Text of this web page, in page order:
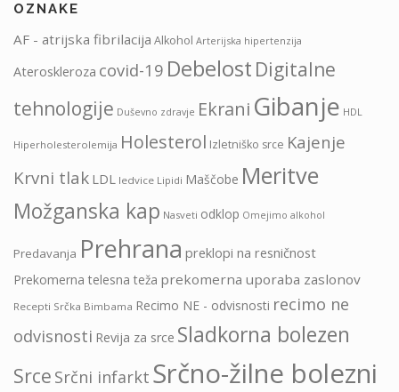
OZNAKE
AF - atrijska fibrilacija Alkohol Arterijska hipertenzija
Ateroskleroza covid-19 Debelost Digitalne
tehnologije Duševno zdravje Ekrani Gibanje HDL
Hiperholesterolemija Holesterol Izletniško srce Kajenje
Krvni tlak LDL ledvice Lipidi Maščobe Meritve
Možganska kap Nasveti odklop Omejimo alkohol
Predavanja Prehrana preklopi na resničnost
Prekomerna telesna teža prekomerna uporaba zaslonov
Recepti Srčka Bimbama Recimo NE - odvisnosti recimo ne
odvisnosti Revija za srce Sladkorna bolezen
Srce Srčni infarkt Srčno-žilne bolezni